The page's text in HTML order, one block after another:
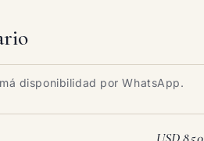
disponibilidad por WhatsApp.